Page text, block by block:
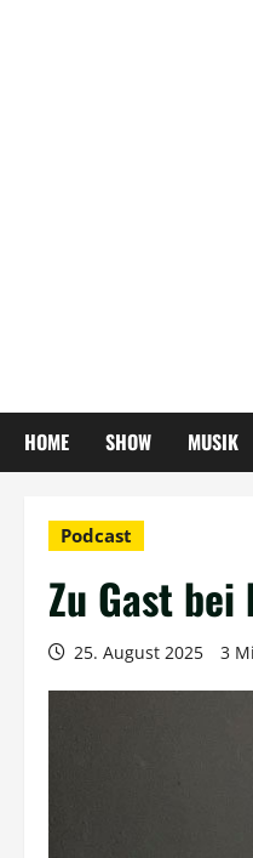
HOME SHOW MUSIK
Podcast
Zu Gast
25. August 2025 3